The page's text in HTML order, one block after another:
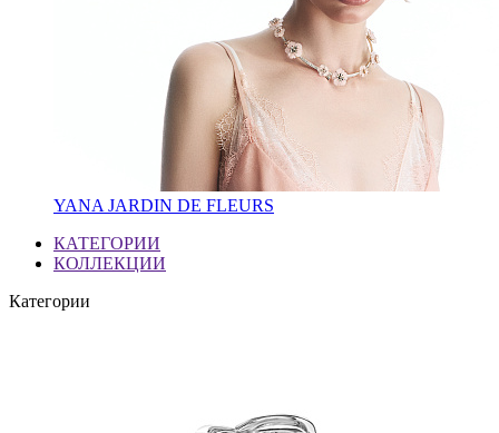
YANA JARDIN DE FLEURS
КАТЕГОРИИ
КОЛЛЕКЦИИ
Категории